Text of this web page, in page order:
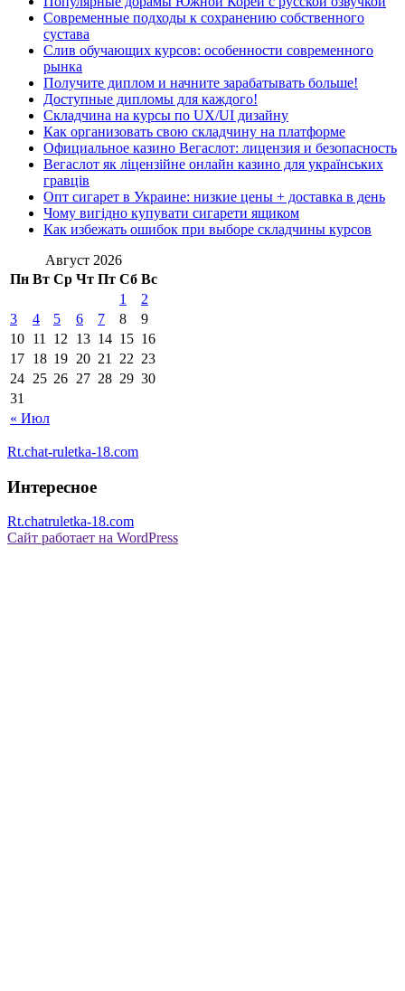
Современные подходы к сохранению собственного
сустава
Слив обучающих курсов: особенности современного
рынка
Получите диплом и начните зарабатывать больше!
Доступные дипломы для каждого!
Складчина на курсы по UX/UI дизайну
Как организовать свою складчину на платформе
Официальное казино Вегаслот: лицензия и безопасность
Вегаслот як ліцензійне онлайн казино для українських
гравців
Опт сигарет в Украине: низкие цены + доставка в день
Чому вигідно купувати сигарети ящиком
Как избежать ошибок при выборе складчины курсов
Август 2026
Пн Вт Ср Чт Пт Сб Вс
« Июл
1
2
3
4 5 6 7 8
9
10 11 12 13 14 15 16
17 18 19 20 21 22 23
24 25 26 27 28 29 30
31
Rt.chat-ruletka-18.com
Интересное
Rt.chatruletka-18.com
Сайт работает на WordPress